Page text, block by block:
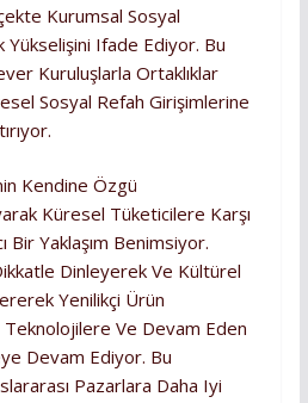
Kurumsal Sosyal
Yükselişini Ifade Ediyor. Bu
Kuruluşlarla Ortaklıklar
Sosyal Refah Girişimlerine
Kendine Özgü
Küresel Tüketicilere Karşı
Bir Yaklaşım Benimsiyor.
Dinleyerek Ve Kültürel
Yenilikçi Ürün
Teknolojilere Ve Devam Eden
Devam Ediyor. Bu
Pazarlara Daha Iyi